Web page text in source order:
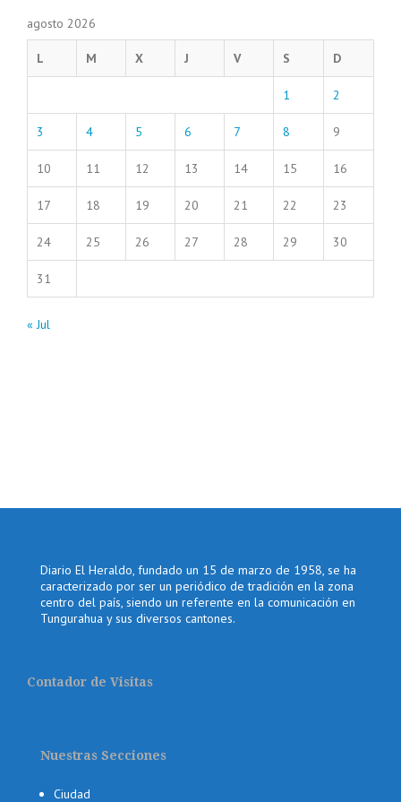
agosto 2026
L M X J V S D
1 2
3 4 5 6 7 8 9
10 11 12 13 14 15 16
17 18 19 20 21 22 23
24 25 26 27 28 29 30
31
« Jul
Diario El Heraldo, fundado un 15 de marzo de 1958, se ha
caracterizado por ser un periódico de tradición en la zona
centro del país, siendo un referente en la comunicación en
Tungurahua y sus diversos cantones.
Contador de Visitas
Nuestras Secciones
Ciudad